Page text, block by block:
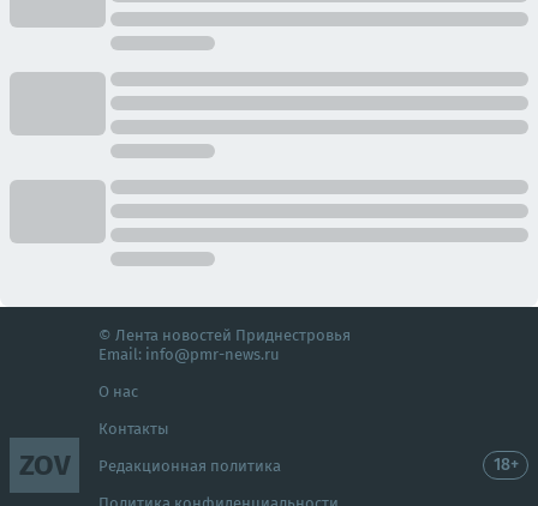
ZOV
© Лента новостей Приднестровья
Email: info@pmr-news.ru
О нас
Контакты
Редакционная политика 18+